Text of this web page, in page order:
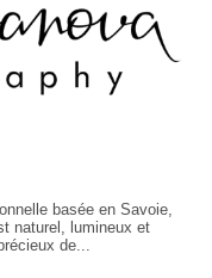
basée en Savoie,
naturel, lumineux et
de...